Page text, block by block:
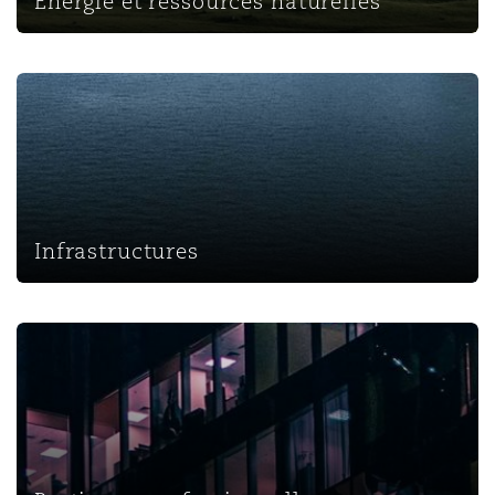
Infrastructures
Infrastructures
Pratiques professionnelles